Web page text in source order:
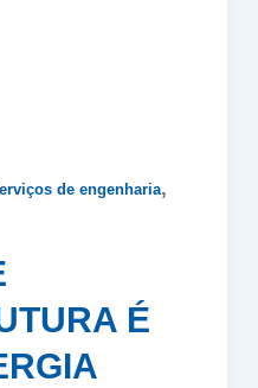
de engenharia,
É